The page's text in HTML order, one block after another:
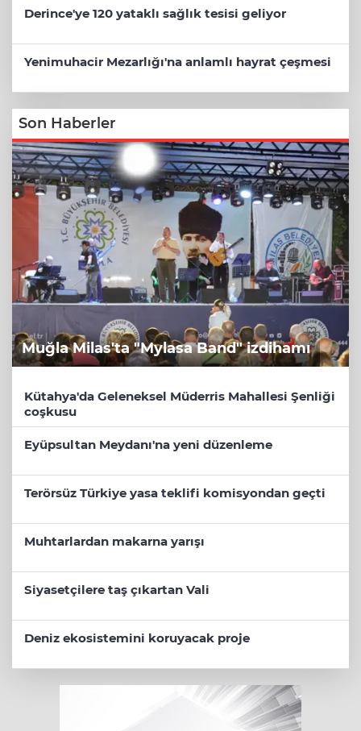
Derince'ye 120 yataklı sağlık tesisi geliyor
Yenimuhacir Mezarlığı'na anlamlı hayrat çeşmesi
Son Haberler
Muğla Milas'ta "Mylasa Band" izdihamı
Kütahya'da Geleneksel Müderris Mahallesi Şenliği
coşkusu
Eyüpsultan Meydanı'na yeni düzenleme
Terörsüz Türkiye yasa teklifi komisyondan geçti
Muhtarlardan makarna yarışı
Siyasetçilere taş çıkartan Vali
Deniz ekosistemini koruyacak proje